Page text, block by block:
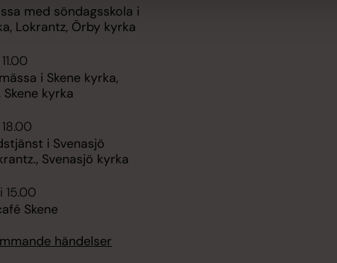
med söndagsskola i
Lokrantz, Örby kyrka
i Skene kyrka,
Skene kyrka
i Svenasjö
Svenasjö kyrka
15.00
Skene
händelser